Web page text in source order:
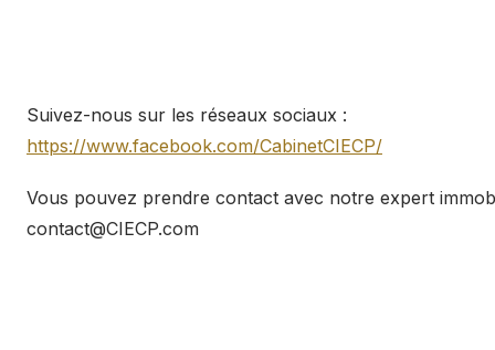
Suivez-nous sur les réseaux sociaux :
https://www.facebook.com/CabinetCIECP/
Vous pouvez prendre contact avec notre expert
contact@CIECP.com